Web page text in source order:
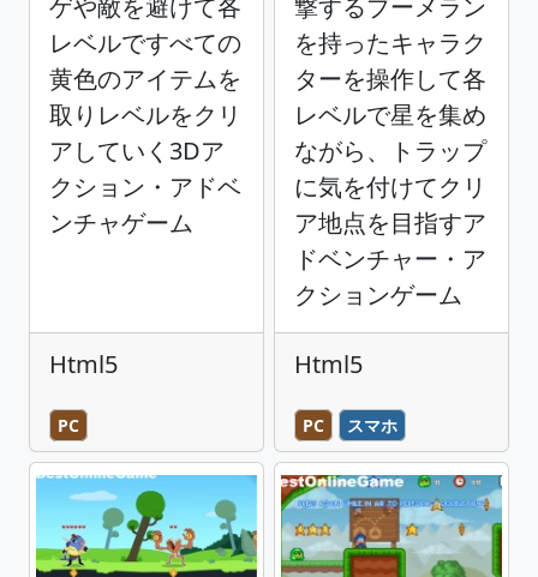
レベルですべての
黄色のアイテムを
取りレベルをクリ
アしていく3Dア
クション・アドベ
ンチャゲーム
Html5
PC
を持ったキャラク
ターを操作して各
レベルで星を集め
ながら、トラップ
に気を付けてクリ
ア地点を目指すア
ドベンチャー・ア
クションゲーム
Html5
PC スマホ